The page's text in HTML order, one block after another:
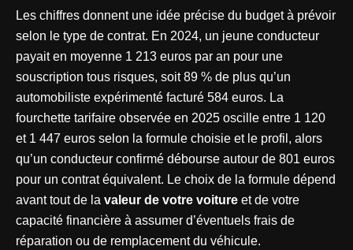
Les chiffres donnent une idée précise du budget à prévoir
selon le type de contrat. En 2024, un jeune conducteur
payait en moyenne 1 213 euros par an pour une
souscription tous risques, soit 89 % de plus qu’un
automobiliste expérimenté facturé 584 euros. La
fourchette tarifaire observée en 2025 oscille entre 1 120
et 1 447 euros selon la formule choisie et le profil, alors
qu’un conducteur confirmé débourse autour de 801 euros
pour un contrat équivalent. Le choix de la formule dépend
avant tout de la valeur de votre voiture et de votre
capacité financière à assumer d’éventuels frais de
réparation ou de remplacement du véhicule.